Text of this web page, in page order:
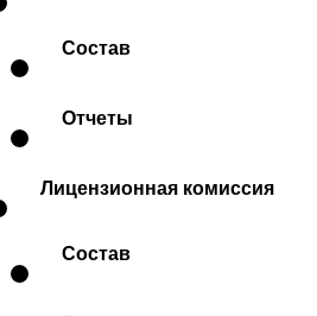
Состав
Отчеты
Лицензионная комиссия
Состав